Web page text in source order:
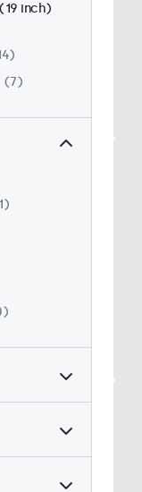
inch)
7